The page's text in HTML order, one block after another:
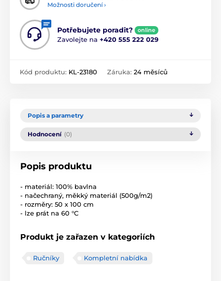
Možnosti doručení ›
Potřebujete poradit? online
Zavolejte na +420 555 222 029
Kód produktu: KL-23180 Záruka: 24 měsíců
Popis a parametry
Hodnocení (0)
Popis produktu
- materiál: 100% bavlna
- načechraný, měkký materiál (500g/m2)
- rozměry: 50 x 100 cm
- lze prát na 60 °C
Produkt je zařazen v kategoriích
Ručníky Kompletní nabídka